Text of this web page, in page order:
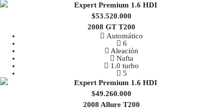
$53.520.000
2008 GT T200
Automático
6
Aleación
Nafta
1.0 turbo
5
$49.260.000
2008 Allure T200